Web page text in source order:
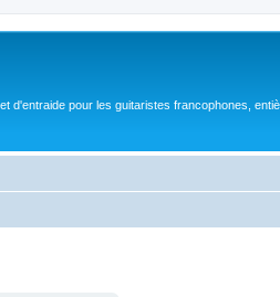
d'entraide pour les guitaristes francophones,